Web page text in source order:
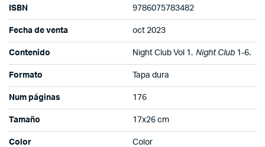
ISBN 9786075783482
Fecha de venta oct 2023
Contenido Night Club Vol 1. Night Club 1-6.
Formato Tapa dura
Num páginas 176
Tamaño 17x26 cm
Color Color